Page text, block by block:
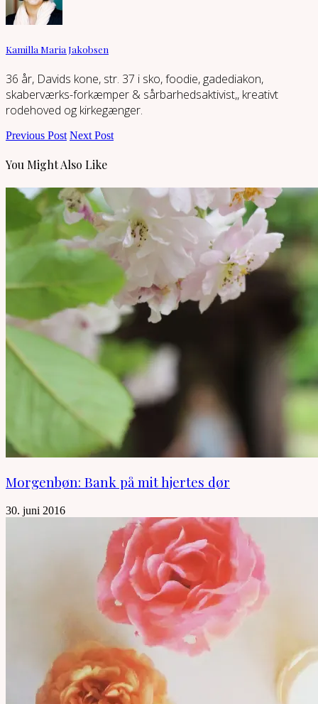
Kamilla Maria Jakobsen
36 år, Davids kone, str. 37 i sko, foodie, gadediakon,
skaberværks-forkæmper & sårbarhedsaktivist,, kreativt
rodehoved og kirkegænger.
Previous Post Next Post
You Might Also Like
Morgenbøn: Bank på mit hjertes dør
30. juni 2016